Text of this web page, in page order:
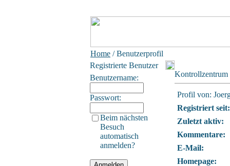
Home / Benutzerprofil
Registrierte Benutzer
Benutzername:
Passwort:
Beim nächsten
Besuch
automatisch
anmelden?
Kontrollzentrum
Profil von:
Registriert seit:
Zuletzt aktiv:
Kommentare:
E-Mail:
Homepage: